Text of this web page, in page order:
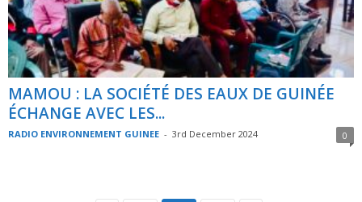
MAMOU : LA SOCIÉTÉ DES EAUX DE GUINÉE
ÉCHANGE AVEC LES...
RADIO ENVIRONNEMENT GUINEE - 3rd December 2024 0